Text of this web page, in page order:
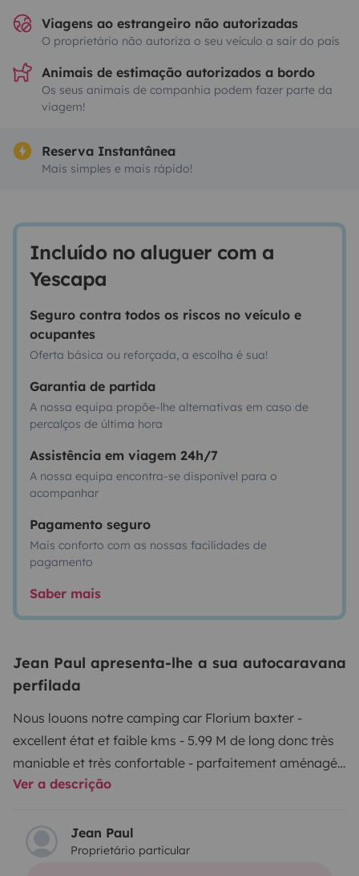
Viagens ao estrangeiro não autorizadas
O proprietário não autoriza o seu veículo a sair do país
Animais de estimação autorizados a bordo
Os seus animais de companhia podem fazer parte da
viagem!
Reserva Instantânea
Mais simples e mais rápido!
Incluído no aluguer com a
Yescapa
Seguro contra todos os riscos no veículo e
ocupantes
Oferta básica ou reforçada, a escolha é sua!
Garantia de partida
A nossa equipa propõe-lhe alternativas em caso de
percalços de última hora
Assistência em viagem 24h/7
A nossa equipa encontra-se disponível para o
acompanhar
Pagamento seguro
Mais conforto com as nossas facilidades de
pagamento
Saber mais
Jean Paul apresenta-lhe a sua autocaravana
perfilada
Nous louons notre camping car Florium baxter -
excellent état et faible kms - 5.99 M de long donc très
maniable et très confortable - parfaitement aménagé
avec son lit à la Française - il est équipé d'un grand
hotte aspirante - penderie - de nombreux rangements -
coin toilette spacieux - stores rémis - porte 2 vélos
Ver a descrição
Jean Paul
Proprietário particular